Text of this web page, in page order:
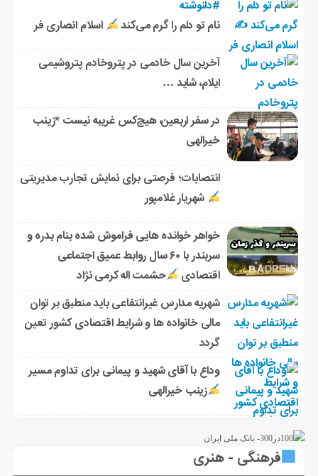
#دلنوشته
نام تو دلم را گرم می‌کند
اسلام انصاری فر
آخرین سال خادمی در پتروخادم پتروشیمی
ایلام، شاید …
در سفر اربعین، هیچ‌کس غریبه نیست *زینب
خیرالهی
انتصابات؛ فرصتی برای نمایش تجارب مدیریتی
شهریار غلامپور
خواهر خوانده هایی فراموش شده بنام بدره و
سربندر با ۶۰ سال روابط عمیق اجتماعی
اقتصادی
حشمت اله کرمی نژاد
شهریه مدارس غیرانتفاعی باید منطبق بر توان
مالی خانواده ها و شرایط اقتصادی کشور تعین
گردد
وداع با آقای شهید و پیمانی برای تداوم مسیر
زینب خیرالهی
فرهنگی - هنری